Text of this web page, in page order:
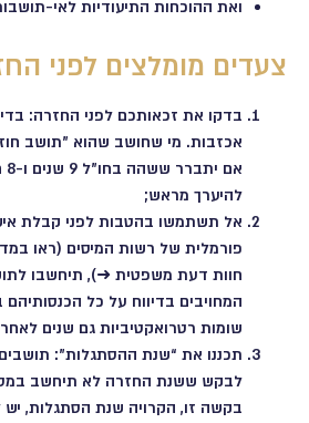
ואת ההוכחות התיעודיות לאי-
צעדים מומלצים לפני
בדקו את זכאותכם לפני החזרה:
אכזבות. מי שחושב שהוא "תושב
להיערך מראש;
אל תשתמשו בהטבות לפני קבלת
פורמלית של רשות המיסים (ראו
חוות דעת משפטית ➜), תיחשבו
המחויבים בדיווח על כל הכנסותיהם
שומות רטרואקטיביות גם שנים
תכננו את “שנת ההסתגלות”: